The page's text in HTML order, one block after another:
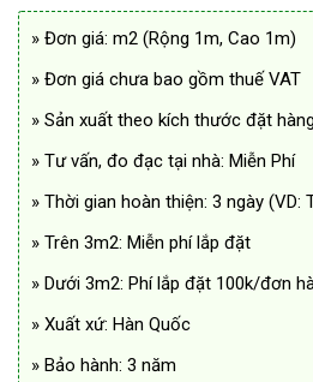
680.000₫.
» Đơn giá: m2 (Rộng 1m, Cao 1m)
» Đơn giá chưa bao gồm thuế VAT
» Sản xuất theo kích thước đặt hàng
» Tư vấn, đo đạc tại nhà: Miễn Phí
» Thời gian hoàn thiện: 3 ngày (VD:
» Trên 3m2: Miễn phí lắp đặt
» Dưới 3m2: Phí lắp đặt 100k/đơn
» Xuất xứ: Hàn Quốc
» Bảo hành: 3 năm